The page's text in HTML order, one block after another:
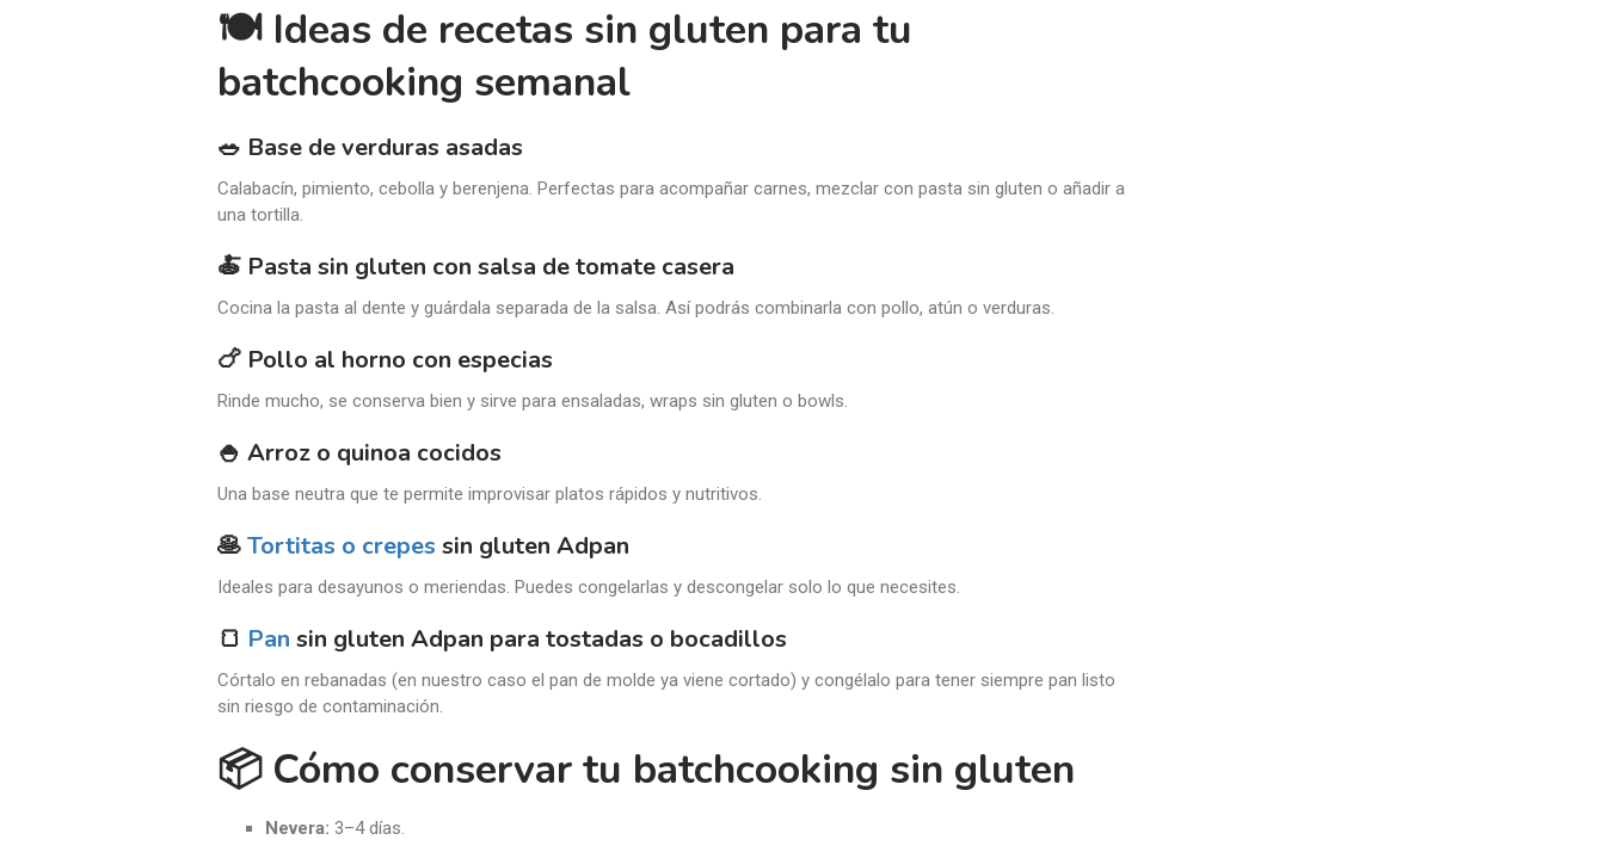
🍽️ Ideas de recetas sin gluten para tu
batchcooking semanal
🥗 Base de verduras asadas
Calabacín, pimiento, cebolla y berenjena. Perfectas para acompañar carnes, mezclar con pasta sin gluten o añadir a
una tortilla.
🍝 Pasta sin gluten con salsa de tomate casera
Cocina la pasta al dente y guárdala separada de la salsa. Así podrás combinarla con pollo, atún o verduras.
🍗 Pollo al horno con especias
Rinde mucho, se conserva bien y sirve para ensaladas, wraps sin gluten o bowls.
🍚 Arroz o quinoa cocidos
Una base neutra que te permite improvisar platos rápidos y nutritivos.
🥞Tortitas o crepes sin gluten Adpan
Ideales para desayunos o meriendas. Puedes congelarlas y descongelar solo lo que necesites.
🍞 Pan sin gluten Adpan para tostadas o bocadillos
Córtalo en rebanadas (en nuestro caso el pan de molde ya viene cortado) y congélalo para tener siempre pan listo
sin riesgo de contaminación.
📦 Cómo conservar tu batchcooking sin gluten
Nevera: 3–4 días.